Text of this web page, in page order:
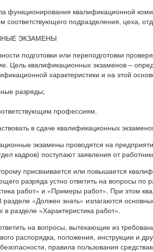
функционирования квалификационной
соответствующего подразделения, цеха,
ЭКЗАМЕНЫ
подготовки или переподготовки
Цель квалификационных экзаменов –
характеристики и на этой
разряды;
профессиям.
в сдаче квалификационных
экзамены проводятся на
кадров) поступают заявления от
присваивается или повышается
разряда устно ответить на вопросы
работ» и «Примеры работ». При этом
разделе «Должен знать» излагаются
в разделе «Характеристика работ».
на вопросы, вытекающие из
распорядка, положения, инструкции и
правила пользования